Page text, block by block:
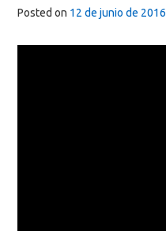
Posted on 12 de junio de 2016